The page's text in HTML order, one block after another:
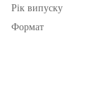
Рік випуску
Формат